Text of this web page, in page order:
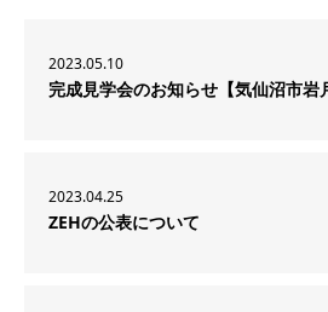
2023.05.10
完成見学会のお知らせ【気仙沼市岩
2023.04.25
ZEHの公表について